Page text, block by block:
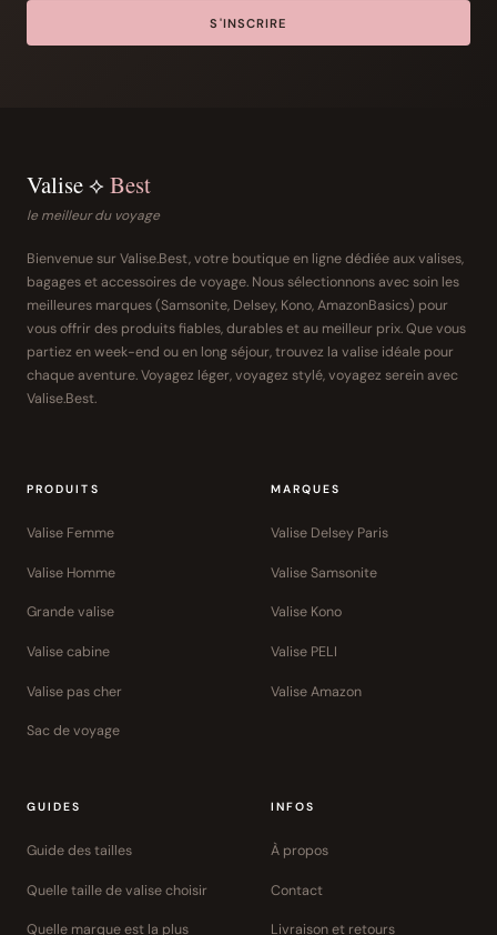
S'INSCRIRE
Valise ⟡ Best
le meilleur du voyage
Bienvenue sur Valise.Best, votre boutique en ligne dédiée aux valises,
bagages et accessoires de voyage. Nous sélectionnons avec soin les
meilleures marques (Samsonite, Delsey, Kono, AmazonBasics) pour
vous offrir des produits fiables, durables et au meilleur prix. Que vous
partiez en week-end ou en long séjour, trouvez la valise idéale pour
chaque aventure. Voyagez léger, voyagez stylé, voyagez serein avec
Valise.Best.
PRODUITS
Valise Femme
Valise Homme
Grande valise
Valise cabine
Valise pas cher
Sac de voyage
MARQUES
Valise Delsey Paris
Valise Samsonite
Valise Kono
Valise PELI
Valise Amazon
GUIDES
Guide des tailles
Quelle taille de valise choisir
Quelle marque est la plus
INFOS
À propos
Contact
Livraison et retours